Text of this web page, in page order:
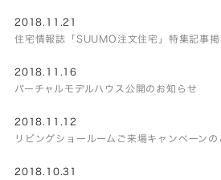
2018.11.21
住宅情報誌「SUUMO注文住宅」特集記事
2018.11.16
バーチャルモデルハウス公開のお知らせ
2018.11.12
リビングショールームご来場キャンペーンの
2018.10.31